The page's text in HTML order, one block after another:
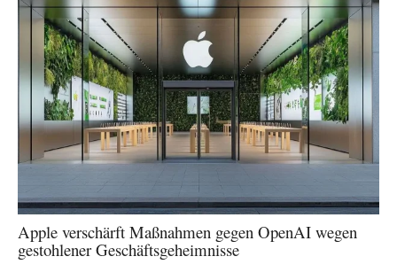
Apple verschärft Maßnahmen gegen OpenAI wegen
gestohlener Geschäftsgeheimnisse